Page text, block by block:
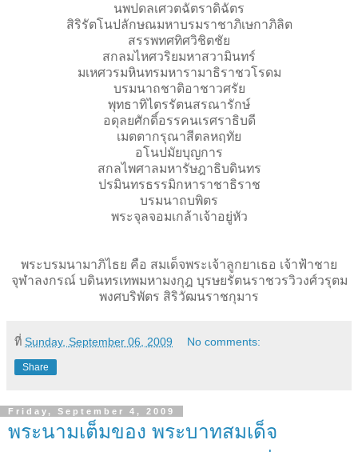
นพปดลเศวตฉัตราดิฉัตร
สิริรัตโนปลักษณมหาบรมราชาภิเษกาภิลิต
สรรพทศทิศวิชิตชัย
สกลมไหศวริยมหาสวามินทร์
มเหศวรมหินทรมหารามาธิราชวโรดม
บรมนาถชาติอาชาวศรัย
พุทธาทิไตรรัตนสรณารักษ์
อดุลยศักดิ์อรรคนเรศราธิบดี
เมตตากรุณาสีตลหฤทัย
อโนปมัยบุญการ
สกลไพศาลมหารัษฎาธิบดินทร
ปรมินทรธรรมิกหาราชาธิราช
บรมนาถบพิตร
พระจุลจอมเกล้าเจ้าอยู่หัว
พระบรมนามาภิไธย คือ สมเด็จพระเจ้าลูกยาเธอ เจ้าฟ้าชาย
จุฬาลงกรณ์ บดินทรเทพมหามงกุฎ บุรษยรัตนราชวรวิวงศ์วรุตม
พงศบริพัตร สิริวัฒนราชกุมาร
ที่ Sunday, September 06, 2009 No comments:
Share
Friday, September 4, 2009
พระนามเต็มของ พระบาทสมเด็จ